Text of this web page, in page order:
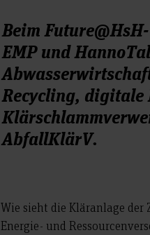
Beim
EMP und
Recycling, digitale
AbfallKlärV.
Wie sieht die Kläranlage
Energie- und